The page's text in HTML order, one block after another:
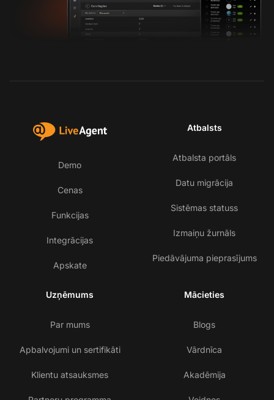
Demo
Cenas
Funkcijas
Integrācijas
Apskate
Atbalsts
Atbalsta portāls
Datu migrācija
Sistēmas statuss
Izmaiņu žurnāls
Piedāvājuma pieprasījums
Uzņēmums
Par mums
Apbalvojumi un sertifikāti
Klientu atsauksmes
Mācieties
Blogs
Vārdnīca
Akadēmija